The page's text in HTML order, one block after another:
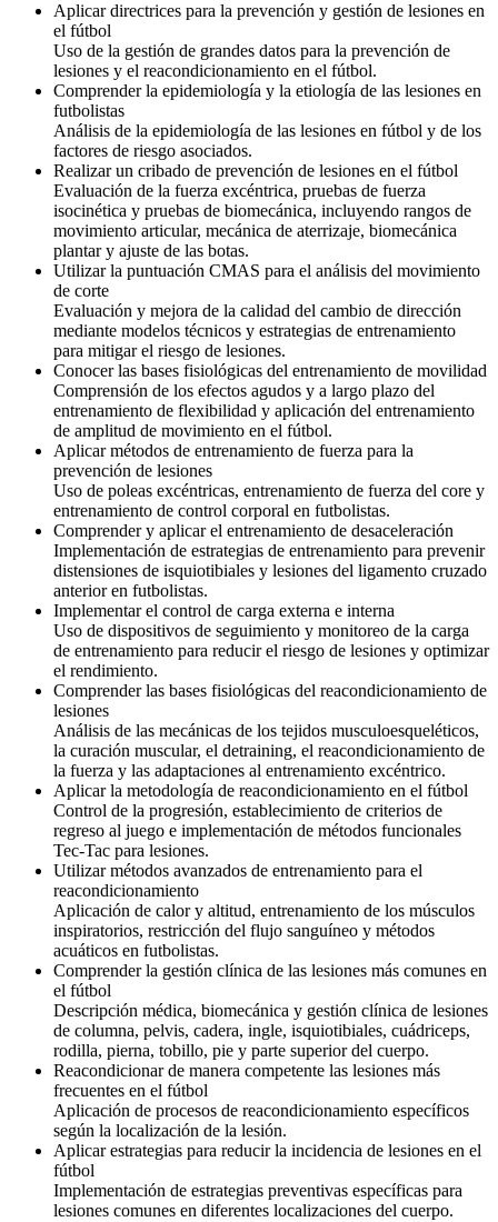
Aplicar directrices para la prevención y gestión de lesiones en
el fútbol
Uso de la gestión de grandes datos para la prevención de
lesiones y el reacondicionamiento en el fútbol.
Comprender la epidemiología y la etiología de las lesiones en
futbolistas
Análisis de la epidemiología de las lesiones en fútbol y de los
factores de riesgo asociados.
Realizar un cribado de prevención de lesiones en el fútbol
Evaluación de la fuerza excéntrica, pruebas de fuerza
isocinética y pruebas de biomecánica, incluyendo rangos de
movimiento articular, mecánica de aterrizaje, biomecánica
plantar y ajuste de las botas.
Utilizar la puntuación CMAS para el análisis del movimiento
de corte
Evaluación y mejora de la calidad del cambio de dirección
mediante modelos técnicos y estrategias de entrenamiento
para mitigar el riesgo de lesiones.
Conocer las bases fisiológicas del entrenamiento de movilidad
Comprensión de los efectos agudos y a largo plazo del
entrenamiento de flexibilidad y aplicación del entrenamiento
de amplitud de movimiento en el fútbol.
Aplicar métodos de entrenamiento de fuerza para la
prevención de lesiones
Uso de poleas excéntricas, entrenamiento de fuerza del core y
entrenamiento de control corporal en futbolistas.
Comprender y aplicar el entrenamiento de desaceleración
Implementación de estrategias de entrenamiento para prevenir
distensiones de isquiotibiales y lesiones del ligamento cruzado
anterior en futbolistas.
Implementar el control de carga externa e interna
Uso de dispositivos de seguimiento y monitoreo de la carga
de entrenamiento para reducir el riesgo de lesiones y optimizar
el rendimiento.
Comprender las bases fisiológicas del reacondicionamiento de
lesiones
Análisis de las mecánicas de los tejidos musculoesqueléticos,
la curación muscular, el detraining, el reacondicionamiento de
la fuerza y las adaptaciones al entrenamiento excéntrico.
Aplicar la metodología de reacondicionamiento en el fútbol
Control de la progresión, establecimiento de criterios de
regreso al juego e implementación de métodos funcionales
Tec-Tac para lesiones.
Utilizar métodos avanzados de entrenamiento para el
reacondicionamiento
Aplicación de calor y altitud, entrenamiento de los músculos
inspiratorios, restricción del flujo sanguíneo y métodos
acuáticos en futbolistas.
Comprender la gestión clínica de las lesiones más comunes en
el fútbol
Descripción médica, biomecánica y gestión clínica de lesiones
de columna, pelvis, cadera, ingle, isquiotibiales, cuádriceps,
rodilla, pierna, tobillo, pie y parte superior del cuerpo.
Reacondicionar de manera competente las lesiones más
frecuentes en el fútbol
Aplicación de procesos de reacondicionamiento específicos
según la localización de la lesión.
Aplicar estrategias para reducir la incidencia de lesiones en el
fútbol
Implementación de estrategias preventivas específicas para
lesiones comunes en diferentes localizaciones del cuerpo.